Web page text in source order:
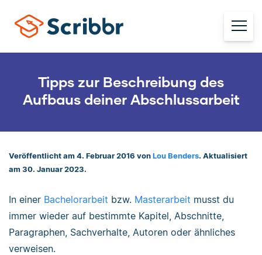
Tipps zur Beschreibung des
Aufbaus deiner Abschlussarbeit
Veröffentlicht am 4. Februar 2016 von Lou Benders. Aktualisiert
am 30. Januar 2023.
In einer Bachelorarbeit bzw. Masterarbeit musst du
immer wieder auf bestimmte Kapitel, Abschnitte,
Paragraphen, Sachverhalte, Autoren oder ähnliches
verweisen.